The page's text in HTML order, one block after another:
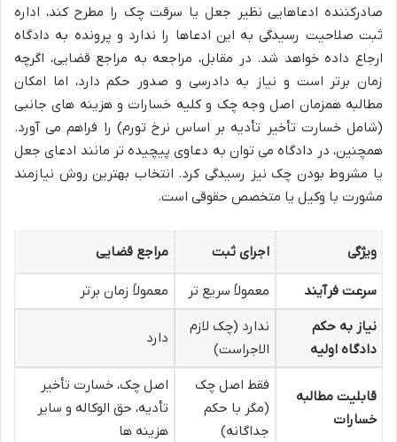
صادرکننده ادعاهایی نظیر جعل یا سرقت چک را مطرح کند، اداره
ثبت صلاحیت رسیدگی به این ادعاها را ندارد و پرونده به دادگاه
ارجاع داده خواهد شد. در مقابل، مراجعه به مراجع قضایی، اگرچه
زمان برتر است و نیاز به دادرسی و صدور حکم دارد، اما امکان
مطالبه همزمان اصل وجه چک و کلیه خسارات و هزینه های جانبی
(شامل خسارت تأخیر تأدیه بر اساس نرخ تورم) را فراهم می آورد.
همچنین، در دادگاه می توان به دعاوی پیچیده تر مانند ادعای جعل
یا مشروط بودن چک نیز رسیدگی کرد. انتخاب بهترین روش نیازمند
مشورت با وکیل یا متخصص حقوقی است.
ویژگی اجرای ثبت مراجع قضایی
سرعت فرآیند معمولاً سریع تر
معمولاً زمان برتر
نیاز به حکم
دادگاه اولیه
ندارد (چک لازم
الاجراست)
دارد
قابلیت مطالبه
خسارات
فقط اصل چک
(مگر با حکم
جداگانه)
اصل چک، خسارت تأخیر
تأدیه، حق الوکاله و سایر
هزینه ها